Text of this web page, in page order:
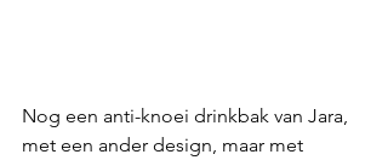
Nog een anti-knoei drinkbak van Jara,
met een ander design, maar met